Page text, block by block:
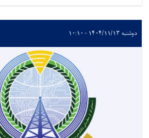
دوشنبه ۱۴۰۴/۱۱/۱۳ - ۱۰:۱۰